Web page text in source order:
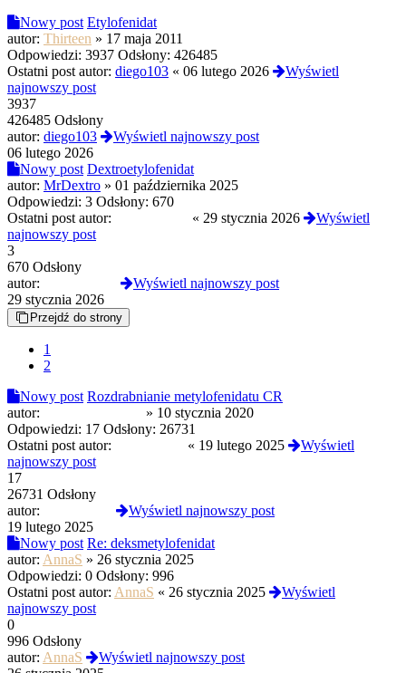
Nowy post Etylofenidat
autor: Thirteen » 17 maja 2011
Odpowiedzi: 3937 Odsłony: 426485
Ostatni post autor: diego103 « 06 lutego 2026
Wyświetl
najnowszy post
3937
426485 Odsłony
autor: diego103
Wyświetl najnowszy post
06 lutego 2026
Nowy post Dextroetylofenidat
autor: MrDextro » 01 października 2025
Odpowiedzi: 3 Odsłony: 670
Ostatni post autor:
« 29 stycznia 2026
Wyświetl
najnowszy post
3
670 Odsłony
autor:
Wyświetl najnowszy post
29 stycznia 2026
Przejdź do strony
1
2
Nowy post Rozdrabnianie metylofenidatu CR
autor:
» 10 stycznia 2020
Odpowiedzi: 17 Odsłony: 26731
Ostatni post autor:
« 19 lutego 2025
Wyświetl
najnowszy post
17
26731 Odsłony
autor:
Wyświetl najnowszy post
19 lutego 2025
Nowy post Re: deksmetylofenidat
autor: AnnaS » 26 stycznia 2025
Odpowiedzi: 0 Odsłony: 996
Ostatni post autor: AnnaS « 26 stycznia 2025
Wyświetl
najnowszy post
0
996 Odsłony
autor: AnnaS
Wyświetl najnowszy post